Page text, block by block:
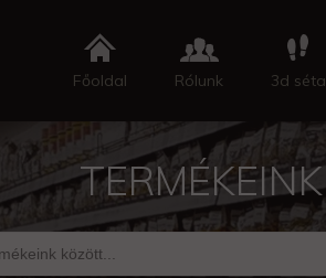
Főoldal Rólunk 3d séta
TERMÉKEINK